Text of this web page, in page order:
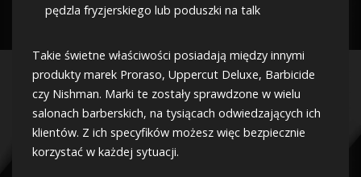
pędzla fryzjerskiego lub poduszki na talk
Takie świetne właściwości posiadają między innymi
produkty marek Proraso, Uppercut Deluxe, Barbicide
czy Nishman. Marki te zostały sprawdzone w wielu
salonach barberskich, na tysiącach odwiedzających ich
klientów. Z ich specyfików możesz więc bezpiecznie
korzystać w każdej sytuacji.